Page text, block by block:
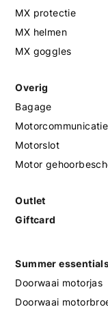
MX protectie
MX helmen
MX goggles
Overig
Bagage
Motorcommunicatie
Motorslot
Motor
Outlet
Giftcard
Summer
Doorwaai motorjas
Doorwaai